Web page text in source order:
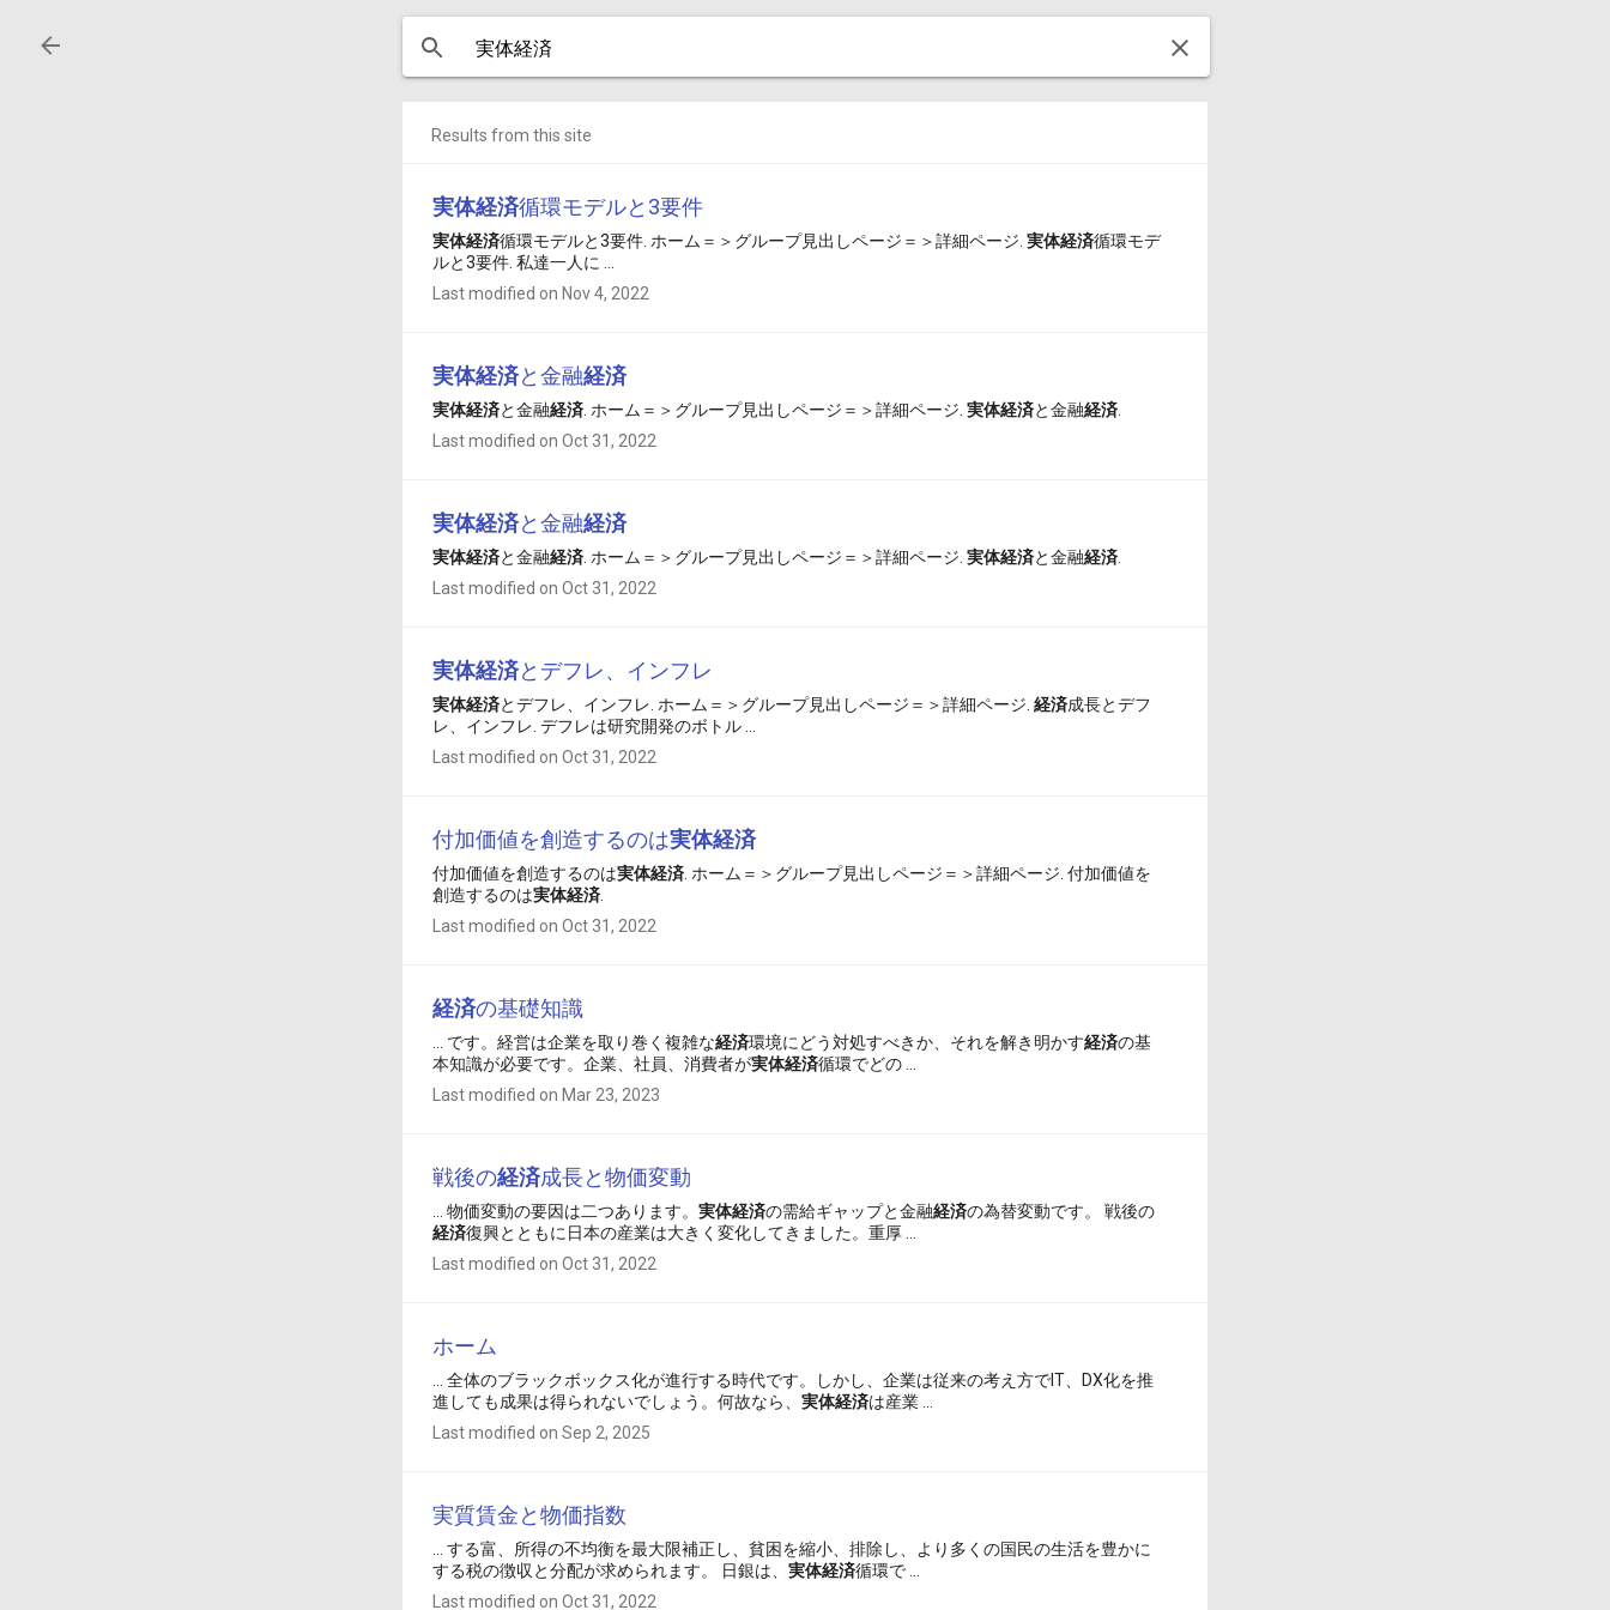
Results from this site
実体経済循環モデルと3要件
実体経済循環モデルと3要件. ホーム＝＞グループ見出しページ＝＞詳細ページ. 実体経済循環モデ
ルと3要件. 私達一人に ...
Last modified on Nov 4, 2022
実体経済と金融経済
実体経済と金融経済 . ホーム＝＞グループ見出しページ＝＞詳細ページ. 実体経済と金融経済
Last modified on Oct 31, 2022
実体経済と金融経済
実体経済と金融経済 . ホーム＝＞グループ見出しページ＝＞詳細ページ. 実体経済と金融経済
Last modified on Oct 31, 2022
実体経済とデフレ、インフレ
実体経済とデフレ、インフレ. ホーム＝＞グループ見出しページ＝＞詳細ページ. 経済成長とデフ
レ、インフレ. デフレは研究開発のボトル ...
Last modified on Oct 31, 2022
付加価値を創造するのは実体経済
付加価値を創造するのは実体経済 . ホーム＝＞グループ見出しページ＝＞詳細ページ. 付加価値を
創造するのは実体経済
Last modified on Oct 31, 2022
経済の基礎知識
... です。経営は企業を取り巻く複雑な経済環境にどう対処すべきか、それを解き明かす経済の基
本知識が必要です。企業、社員、消費者が実体経済循環でどの ...
Last modified on Mar 23, 2023
戦後の経済成長と物価変動
... 物価変動の要因は二つあります。 実体経済の需給ギャップと金融経済の為替変動です。 戦後の
経済復興とともに日本の産業は大きく変化してきました。重厚 ...
Last modified on Oct 31, 2022
ホーム
... 全体のブラックボックス化が進行する時代です。しかし、企業は従来の考え方でIT、DX化を推
進しても成果は得られないでしょう。何故なら、 実体経済は産業 ...
Last modified on Sep 2, 2025
実質賃金と物価指数
... する富、所得の不均衡を最大限補正し、貧困を縮小、排除し、より多くの国民の生活を豊かに
する税の徴収と分配が求められます。 日銀は、 実体経済循環で ...
Last modified on Oct 31, 2022